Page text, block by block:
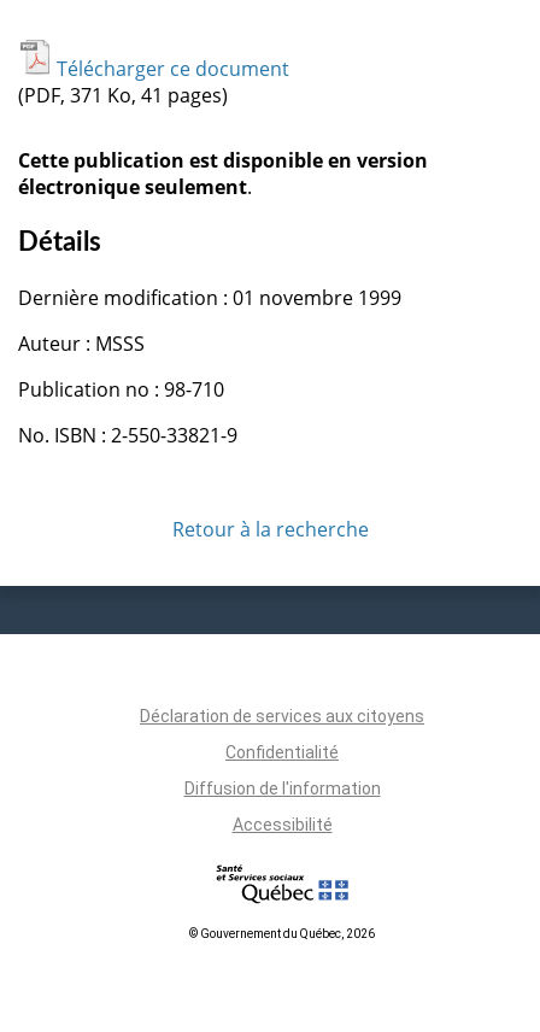
Télécharger ce document
(PDF, 371 Ko, 41 pages)
Cette publication est disponible en version
électronique seulement.
Détails
Dernière modification : 01 novembre 1999
Auteur : MSSS
Publication no : 98-710
No. ISBN : 2-550-33821-9
Retour à la recherche
Déclaration de services aux citoyens
Confidentialité
Diffusion de l'information
Accessibilité
© Gouvernement du Québec, 2026